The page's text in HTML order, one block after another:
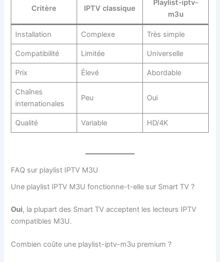
Critère IPTV classique
Playlist-iptv-
m3u
Installation Complexe Très simple
Compatibilité Limitée Universelle
Prix Élevé Abordable
Chaînes
internationales
Peu Oui
Qualité Variable HD/4K
FAQ sur playlist IPTV M3U
Une playlist IPTV M3U fonctionne-t-elle sur Smart TV ?
Oui, la plupart des Smart TV acceptent les lecteurs IPTV
compatibles M3U.
Combien coûte une playlist-iptv-m3u premium ?